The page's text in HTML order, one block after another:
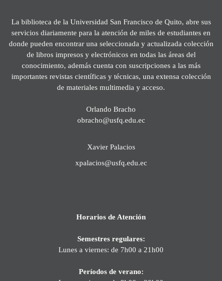
La biblioteca de la Universidad San Francisco de Quito, abre sus
servicios diariamente para la atención de miles de estudiantes en
donde pueden encontrar una seleccionada y actualizada colección
de libros impresos y electrónicos en todas las áreas del
conocimiento, además cuenta con suscripciones a las más
importantes revistas científicas y técnicas, una extensa colección
de materiales multimedia y acceso.
Orlando Bracho
obracho@usfq.edu.ec
Xavier Palacios
xpalacios@usfq.edu.ec
Horarios de Atención
Semestres regulares:
Lunes a viernes: de 7h00 a 21h00
Períodos de verano: